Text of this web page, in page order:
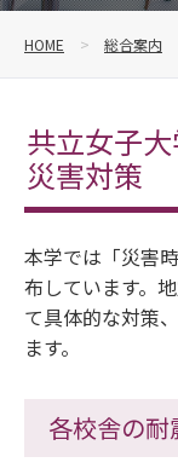
HOME 総合案内
共立女子
災害対策
本学では「災害
布しています。
て具体的な対策
ます。
各校舎の耐